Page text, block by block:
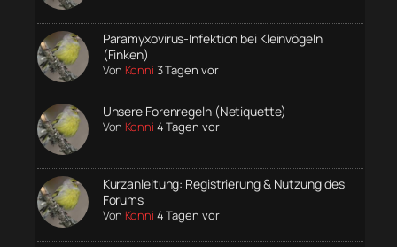
Paramyxovirus-Infektion bei Kleinvögeln
(Finken)
Von Konni 3 Tagen vor
Unsere Forenregeln (Netiquette)
Von Konni 4 Tagen vor
Kurzanleitung: Registrierung & Nutzung des
Forums
Von Konni 4 Tagen vor